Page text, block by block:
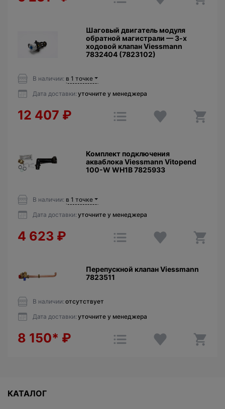
Шаговый двигатель модуля
обратной магистрали — 3-х
ходовой клапан Viessmann
7832404 (7823102)
В наличии: в 1 точке
Дата доставки: уточните у менеджера
12 407 ₽
Комплект подключения
акваблока Viessmann Vitopend
100-W WH1B 7825933
В наличии: в 1 точке
Дата доставки: уточните у менеджера
4 623 ₽
Перепускной клапан Viessmann
7823511
В наличии: отсутствует
Дата доставки: уточните у менеджера
8 150* ₽
КАТАЛОГ